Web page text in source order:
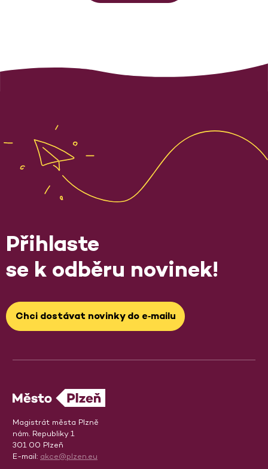
Přihlaste
se k odběru novinek!
Chci dostávat novinky do e‑mailu
Magistrát města Plzně
nám. Republiky 1
301 00 Plzeň
E-mail: akce@plzen.eu